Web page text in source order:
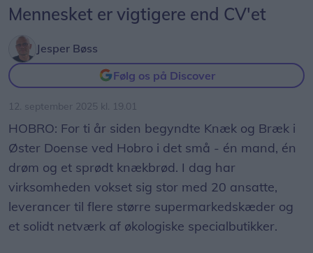
Mennesket er vigtigere end CV'et
Jesper Bøss
Følg os på Discover
12. september 2025 kl. 19.01
HOBRO: For ti år siden begyndte Knæk og Bræk i
Øster Doense ved Hobro i det små - én mand, én
drøm og et sprødt knækbrød. I dag har
virksomheden vokset sig stor med 20 ansatte,
leverancer til flere større supermarkedskæder og
et solidt netværk af økologiske specialbutikker.